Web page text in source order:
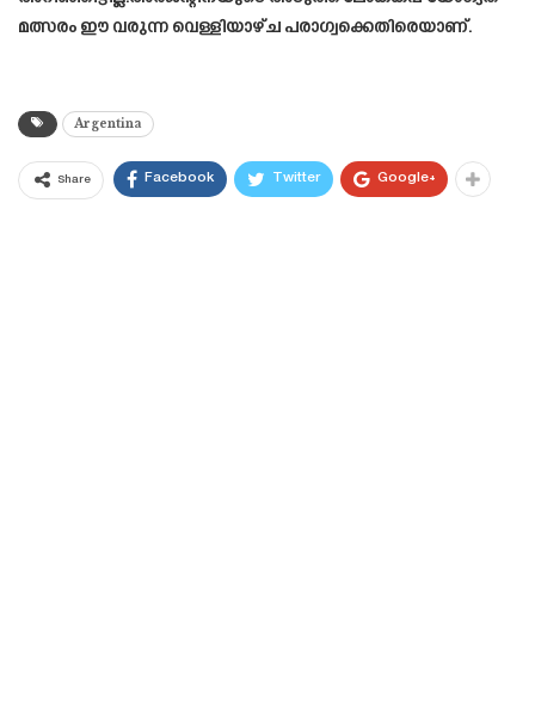
മത്സരം ഈ വരുന്ന വെള്ളിയാഴ്ച പരാഗ്വക്കെതിരെയാണ്.
Argentina
Share Facebook Twitter Google+